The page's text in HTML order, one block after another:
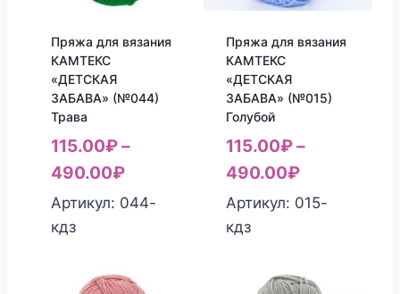
Пряжа для вязания
КАМТЕКС
«ДЕТСКАЯ
ЗАБАВА» (№044)
Трава
115.00₽–
490.00₽
Артикул: 044-
кдз
Пряжа для вязания
КАМТЕКС
«ДЕТСКАЯ
ЗАБАВА» (№015)
Голубой
115.00₽–
490.00₽
Артикул: 015-
кдз